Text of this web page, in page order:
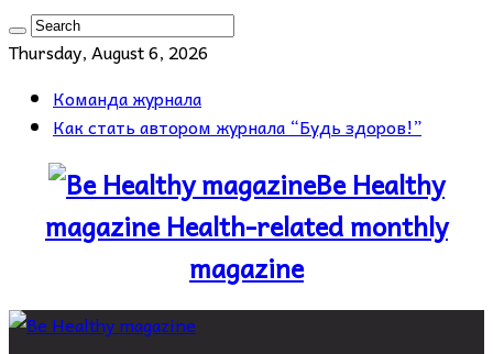
Thursday, August 6, 2026
Команда журнала
Как стать автором журнала “Будь здоров!”
Be Healthy
magazine Health-related monthly
magazine